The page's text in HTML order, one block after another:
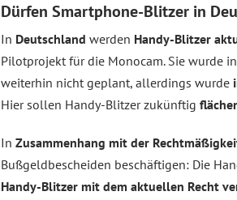
Dürfen Smartphone-Blitzer in
In Deutschland werden Handy-Blitzer
Pilotprojekt für die Monocam. Sie wurde
weiterhin nicht geplant, allerdings wurde
Hier sollen Handy-Blitzer zukünftig
In Zusammenhang mit der
Bußgeldbescheiden beschäftigen: Die
Handy-Blitzer mit dem aktuellen Recht